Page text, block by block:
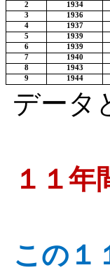
2
1934
3
1936
4
1937
5
1939
6
1939
7
1940
8
1943
9
1944
データ
１１年
この１